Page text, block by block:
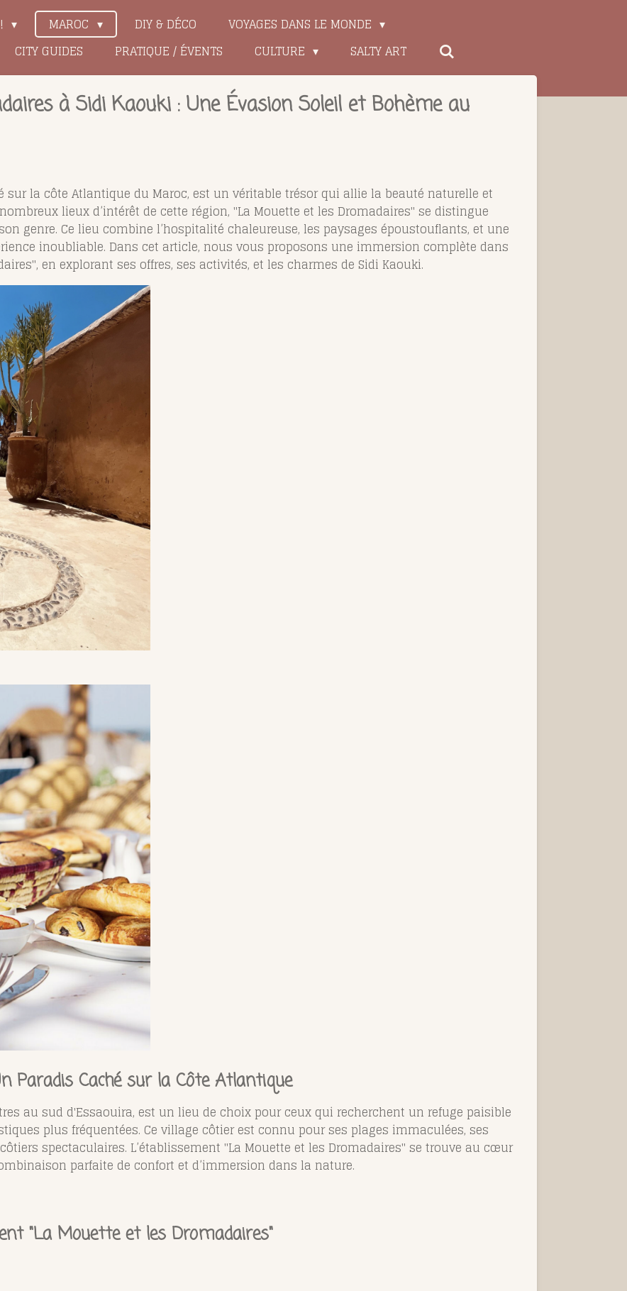
MAROC DIY & DÉCO
VOYAGES DANS LE MONDE
CITY GUIDES PRATIQUE / ÉVENTS CULTURE SALTY ART
à Sidi Kaouki : Une Évasion Soleil et Bohème au
sur la côte Atlantique du Maroc, est un véritable trésor qui allie la beauté naturelle et
lieux d’intérêt de cette région, "La Mouette et les Dromadaires" se distingue
genre. Ce lieu combine l’hospitalité chaleureuse, les paysages époustouflants, et une
inoubliable. Dans cet article, nous vous proposons une immersion complète dans
en explorant ses offres, ses activités, et les charmes de Sidi Kaouki.
Paradis Caché sur la Côte Atlantique
au sud d'Essaouira, est un lieu de choix pour ceux qui recherchent un refuge paisible
plus fréquentées. Ce village côtier est connu pour ses plages immaculées, ses
spectaculaires. L’établissement "La Mouette et les Dromadaires" se trouve au cœur
parfaite de confort et d’immersion dans la nature.
"La Mouette et les Dromadaires"